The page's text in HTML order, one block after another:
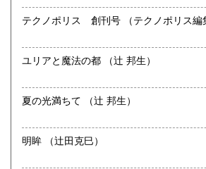
沿線名：阪急電車宝塚線
営業時間：10〜17時
定休日：日曜・休日・祭日
書籍の買取について
テクノポリス 創刊号 （テクノ
ユリアと魔法の都 （辻 邦生）
夏の光満ちて （辻 邦生）
明眸 （辻田克巳）